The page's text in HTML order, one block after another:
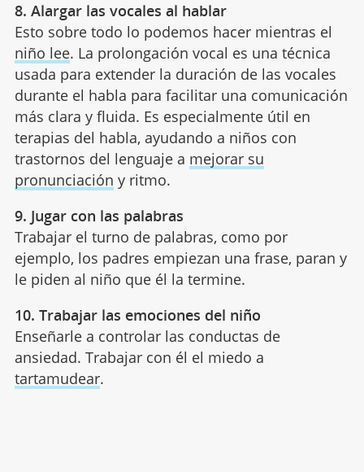
8. Alargar las vocales al hablar
Esto sobre todo lo podemos hacer mientras el
niño lee. La prolongación vocal es una técnica
usada para extender la duración de las vocales
durante el habla para facilitar una comunicación
más clara y fluida. Es especialmente útil en
terapias del habla, ayudando a niños con
trastornos del lenguaje a mejorar su
pronunciación y ritmo.
9. Jugar con las palabras
Trabajar el turno de palabras, como por
ejemplo, los padres empiezan una frase, paran y
le piden al niño que él la termine.
10. Trabajar las emociones del niño
Enseñarle a controlar las conductas de
ansiedad. Trabajar con él el miedo a
tartamudear.